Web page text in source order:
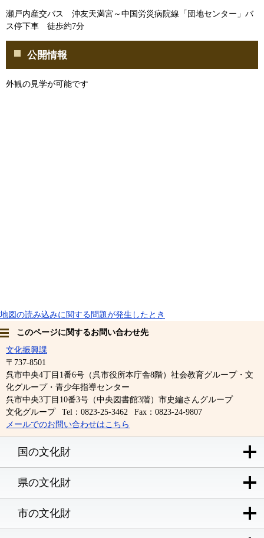
瀬戸内産交バス 沖友天満宮～中国労災病院線「団地センター」バ
ス停下車 徒歩約7分
公開情報
外観の見学が可能です
地図の読み込みに関する問題が発生したとき
このページに関するお問い合わせ先
文化振興課
〒737-8501
呉市中央4丁目1番6号（呉市役所本庁舎8階）社会教育グループ・文
化グループ・青少年指導センター
呉市中央3丁目10番3号（中央図書館3階）市史編さんグループ
文化グループ
Tel：0823-25-3462
Fax：0823-24-9807
メールでのお問い合わせはこちら
国の文化財
県の文化財
市の文化財